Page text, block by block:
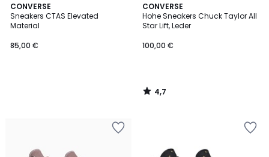
CONVERSE
Sneakers CTAS Elevated
Material
85,00 €
CONVERSE
Hohe Sneakers Chuck Taylor All
Star Lift, Leder
100,00 €
4,7
/ 5
4,7
/